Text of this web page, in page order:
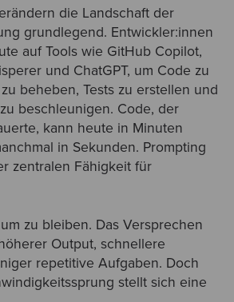
die Landschaft der
grundlegend. Entwickler:innen
auf Tools wie GitHub Copilot,
und ChatGPT, um Code zu
beheben, Tests zu erstellen und
beschleunigen. Code, der
kann heute in Minuten
in Sekunden. Prompting
zentralen Fähigkeit für
zu bleiben. Das Versprechen
Output, schnellere
repetitive Aufgaben. Doch
stellt sich eine